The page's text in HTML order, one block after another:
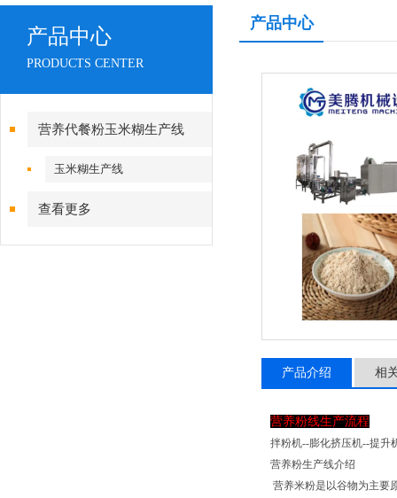
产品中心
PRODUCTS CENTER
营养代餐粉玉米糊生产线
玉米糊生产线
查看更多
产品中心
产品介绍 相
营养粉线生产流程
拌粉机--膨化挤压机--提升
营养粉生产线介绍
营养米粉是以谷物为主要